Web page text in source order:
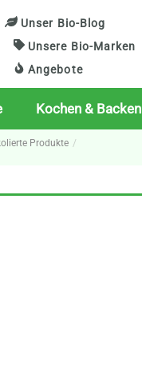
Unser Bio-Blog
Unsere Bio-Marken
Angebote
Kochen & Backen
Produkte